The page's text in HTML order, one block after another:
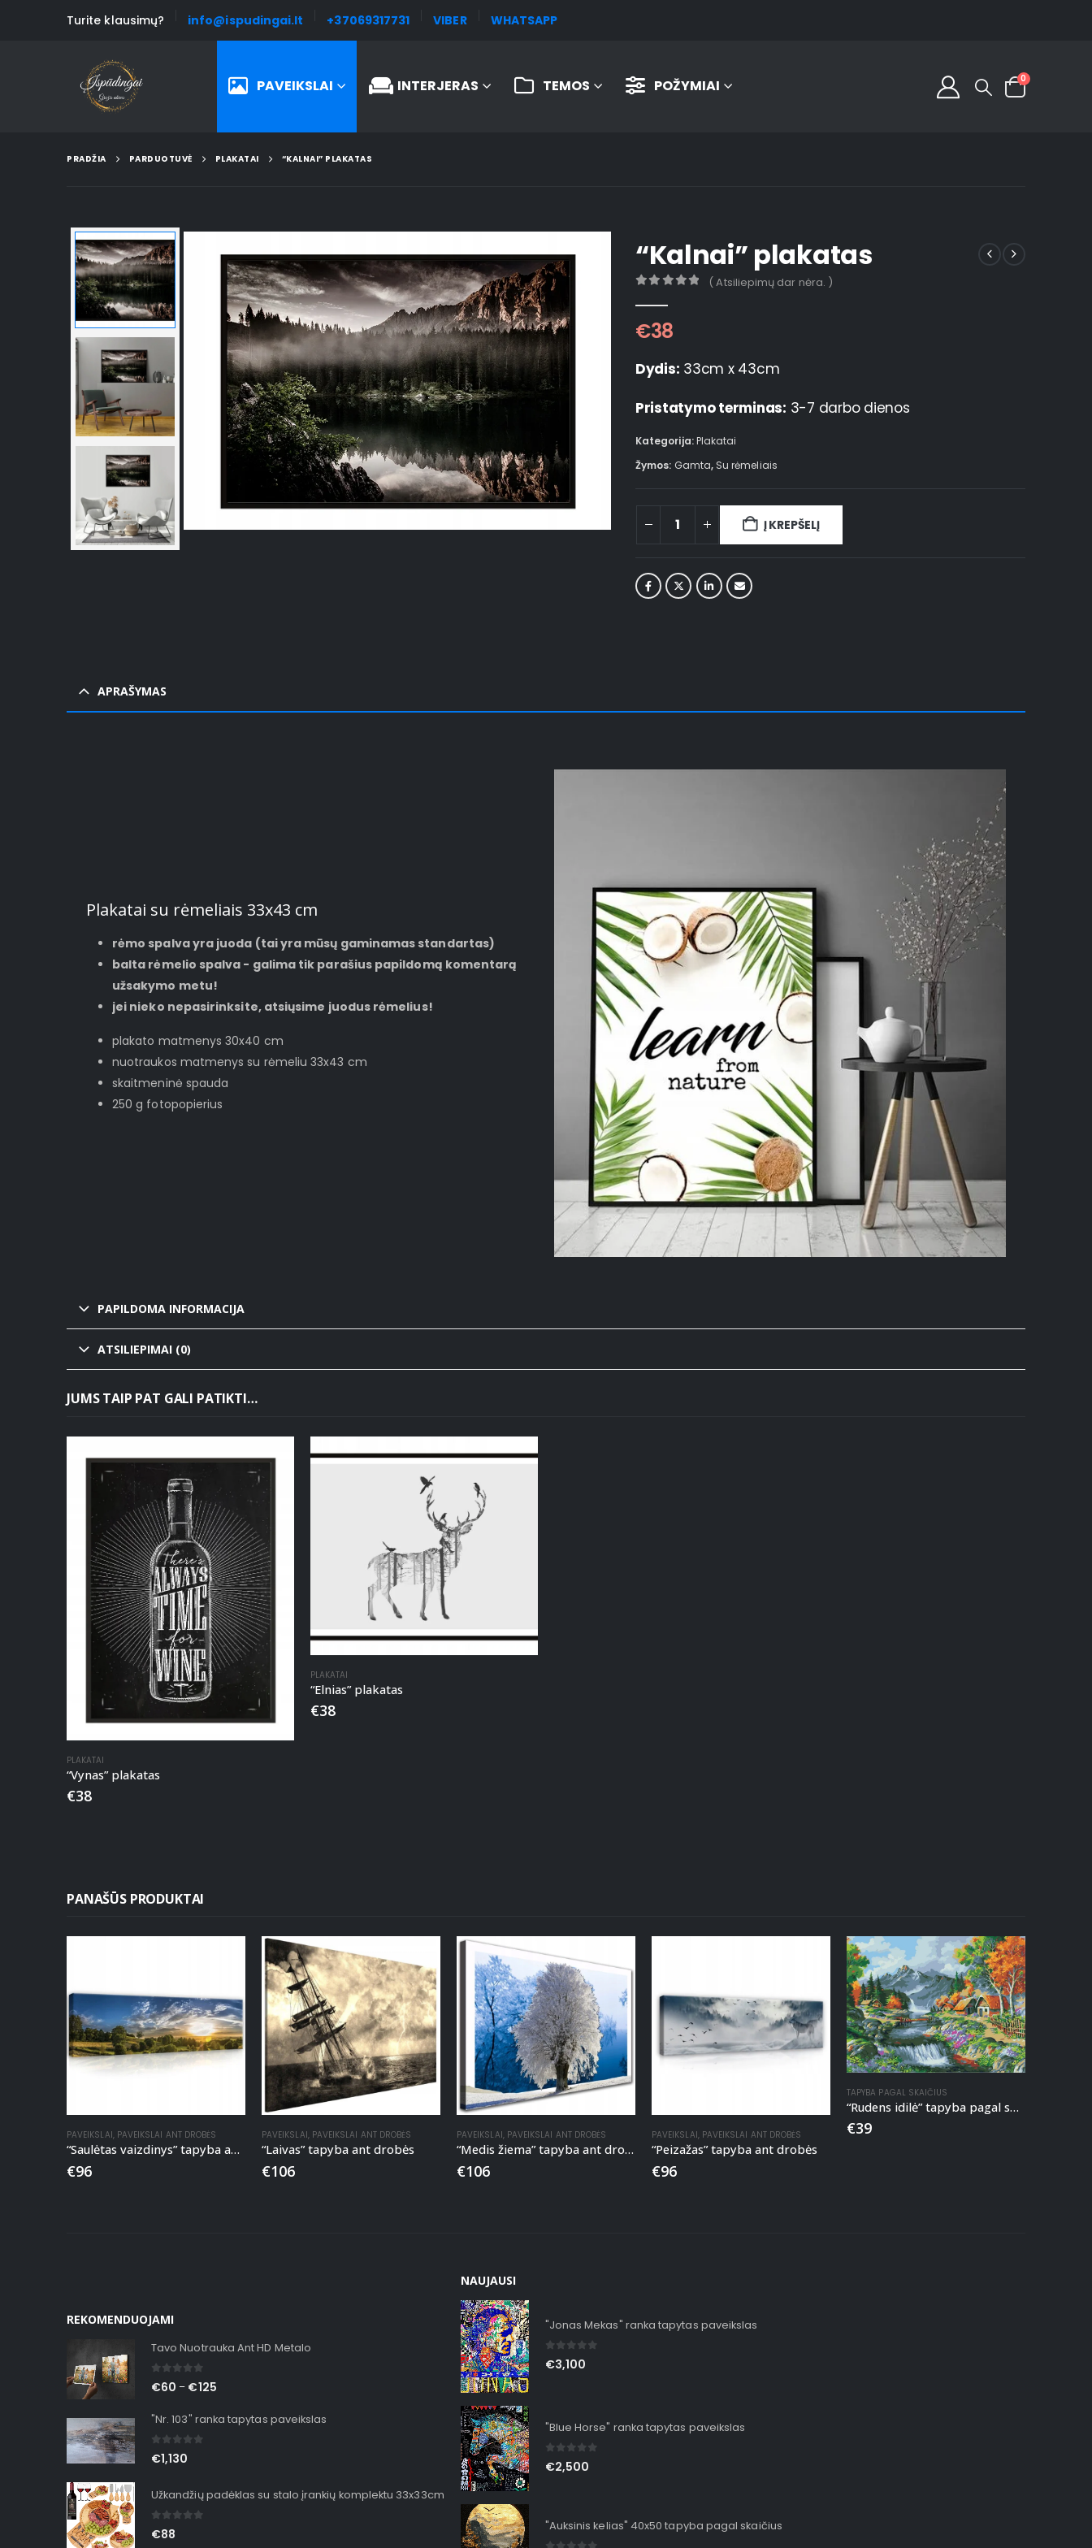
Turite klausimų? info@ispudingai.lt +37069317731 VIBER WHATSAPP
PAVEIKSLAI INTERJERAS TEMOS POŽYMIAI 0
PRADŽIA PARDUOTUVĖ PLAKATAI “KALNAI” PLAKATAS
“Kalnai” plakatas
( Atsiliepimų dar nėra. )
€38
Dydis: 33cm x 43cm
Pristatymo terminas: 3-7 darbo dienos
Kategorija:Plakatai
Žymos: Gamta, Su rėmeliais
Į KREPŠELĮ
APRAŠYMAS
Plakatai su rėmeliais 33x43 cm
rėmo spalva yra juoda (tai yra mūsų gaminamas standartas)
balta rėmelio spalva - galima tik parašius papildomą komentarą
užsakymo metu!
jei nieko nepasirinksite, atsiųsime juodus rėmelius!
plakato matmenys 30x40 cm
nuotraukos matmenys su rėmeliu 33x43 cm
skaitmeninė spauda
250 g fotopopierius
PAPILDOMA INFORMACIJA
ATSILIEPIMAI (0)
JUMS TAIP PAT GALI PATIKTI…
PLAKATAI
“Vynas” plakatas
€38
PLAKATAI
“Elnias” plakatas
€38
PANAŠŪS PRODUKTAI
PAVEIKSLAI, PAVEIKSLAI ANT DROBĖS
“Saulėtas vaizdinys” tapyba ant drobės
€96
PAVEIKSLAI, PAVEIKSLAI ANT DROBĖS
“Laivas” tapyba ant drobės
€106
PAVEIKSLAI, PAVEIKSLAI ANT DROBĖS
“Medis žiema” tapyba ant drobės
€106
PAVEIKSLAI, PAVEIKSLAI ANT DROBĖS
“Peizažas” tapyba ant drobės
€96
TAPYBA PAGAL SKAIČIUS
“Rudens idilė” tapyba pagal skaičius
€39
REKOMENDUOJAMI
Tavo Nuotrauka Ant HD Metalo
out of 5
€60 – €125
"Nr. 103" ranka tapytas paveikslas
out of 5
€1,130
Užkandžių padėklas su stalo įrankių komplektu 33x33cm
out of 5
€88
NAUJAUSI
"Jonas Mekas" ranka tapytas paveikslas
out of 5
€3,100
"Blue Horse" ranka tapytas paveikslas
out of 5
€2,500
"Auksinis kelias" 40x50 tapyba pagal skaičius